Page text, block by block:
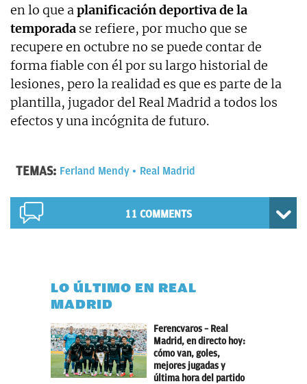
en lo que aplanificación deportiva de la
temporada se refiere, por mucho que se
recupere en octubre no se puede contar de
forma fiable con él por su largo historial de
lesiones, pero la realidad es que es parte de la
plantilla, jugador del Real Madrid a todos los
efectos y una incógnita de futuro.
TEMAS: Ferland Mendy Real Madrid
11 COMMENTS
LO ÚLTIMO EN REAL
MADRID
Ferencvaros – Real
Madrid, en directo hoy:
cómo van, goles,
mejores jugadas y
última hora del partido